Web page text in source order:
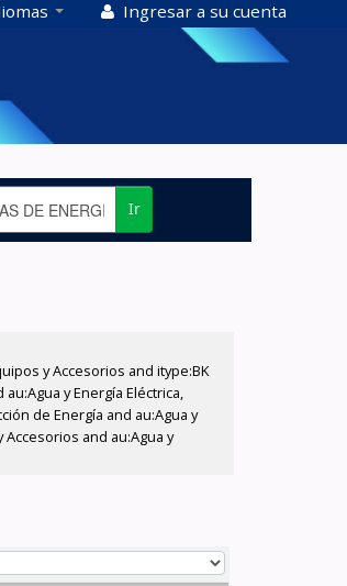
Ingresar a su cuenta
Ir
y Accesorios and itype:BK
y Energía Eléctrica,
de Energía and au:Agua y
Accesorios and au:Agua y